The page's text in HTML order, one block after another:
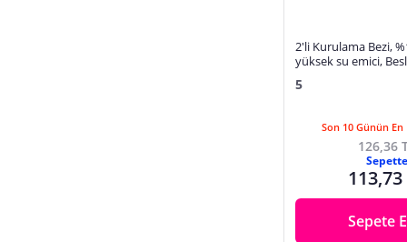
2'li Kurulama Bezi,
yüksek su emici,
45x60cm
5
Son 10 Günün En
126,36
Sepette
113,73
Sepete